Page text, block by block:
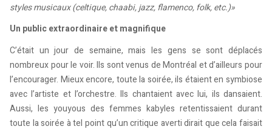
styles musicaux (celtique, chaabi, jazz, flamenco, folk, etc.)»
Un public extraordinaire et magnifique
C’était un jour de semaine, mais les gens se sont déplacés
nombreux pour le voir. Ils sont venus de Montréal et d’ailleurs pour
l’encourager. Mieux encore, toute la soirée, ils étaient en symbiose
avec l’artiste et l’orchestre. Ils chantaient avec lui, ils dansaient.
Aussi, les youyous des femmes kabyles retentissaient durant
toute la soirée à tel point qu’un critique averti dirait que cela faisait